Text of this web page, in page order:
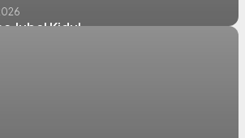
Jubel Kidul